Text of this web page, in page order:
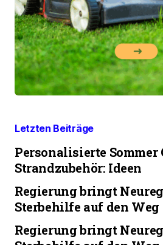
Letzten Beiträge
Personalisierte Sommer
Strandzubehör: Ideen
Regierung bringt
Sterbehilfe auf den Weg
Regierung bringt